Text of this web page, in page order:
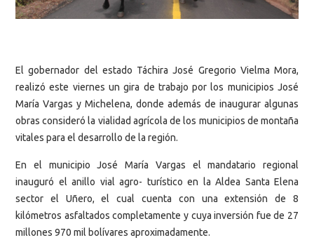
El gobernador del estado Táchira José Gregorio Vielma Mora,
realizó este viernes un gira de trabajo por los municipios José
María Vargas y Michelena, donde además de inaugurar algunas
obras consideró la vialidad agrícola de los municipios de montaña
vitales para el desarrollo de la región.
En el municipio José María Vargas el mandatario regional
inauguró el anillo vial agro- turístico en la Aldea Santa Elena
sector el Uñero, el cual cuenta con una extensión de 8
kilómetros asfaltados completamente y cuya inversión fue de 27
millones 970 mil bolívares aproximadamente.